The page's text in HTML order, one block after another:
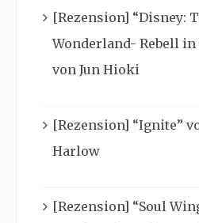
[Rezension] “Disney:
Wonderland- Rebell
von Jun Hioki
[Rezension] “Ignite”
Harlow
[Rezension] “Soul